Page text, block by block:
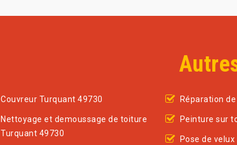
Couvreur Turquant 49730
Nettoyage et demoussage de toiture
Turquant 49730
Réparation
Peinture sur
Pose de